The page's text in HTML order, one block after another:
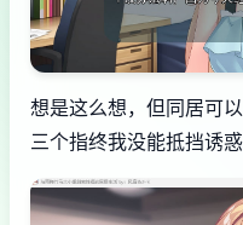
想是这么想，但同居可
三个指终我没能抵挡诱惑